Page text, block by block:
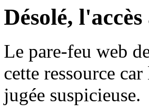
Désolé,
Le pare-feu web
cette ressource
jugée suspicieuse.